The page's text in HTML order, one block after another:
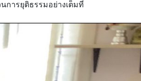
การยุติธรรมอย่างเต็มที่